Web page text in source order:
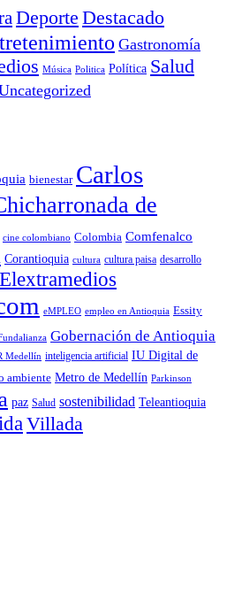
Deporte Destacado
Gastronomía
Música Politica Política Salud
bienestar Carlos
de
cine colombiano Colombia Comfenalco
Corantioquia cultura cultura paisa desarrollo
Elextramedios
eMPLEO empleo en Antioquia Essity
Gobernación de Antioquia
Medellín inteligencia artificial IU Digital de
ambiente Metro de Medellín Parkinson
paz Salud sostenibilidad Teleantioquia
Villada